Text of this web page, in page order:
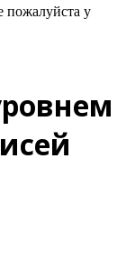
пожалуйста у